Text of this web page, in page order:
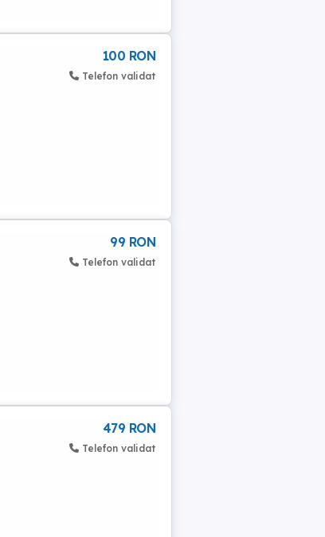
100 RON
Telefon validat
99 RON
Telefon validat
479 RON
Telefon validat